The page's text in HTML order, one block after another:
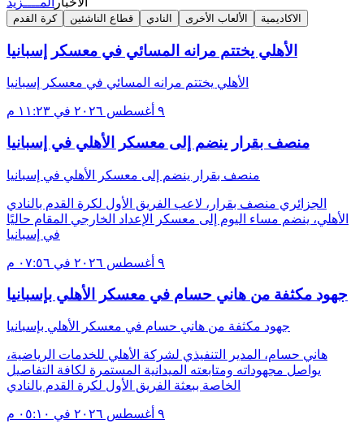
كرة القدم قطاع الناشئين النادي الألعاب الأخرى الاكاديمية
الأهلي يختتم مرانه المسائي في معسكر إسبانيا
الأهلي يختتم مرانه المسائي في معسكر إسبانيا
٩ أغسطس ٢٠٢٦ في ١١:٢٣ م
منصف بقرار ينضم إلى معسكر الأهلي في إسبانيا
منصف بقرار ينضم إلى معسكر الأهلي في إسبانيا
الجزائري منصف بقرار، لاعب الفريق الأول لكرة القدم بالنادي
الأهلي، ينضم مساء اليوم إلى معسكر الإعداد الخارجي المقام حاليًا
في إسبانيا
٩ أغسطس ٢٠٢٦ في ٠٧:٥٦ م
جهود مكثفة من هاني حسام في معسكر الأهلي بإسبانيا
جهود مكثفة من هاني حسام في معسكر الأهلي بإسبانيا
هاني حسام، المدير التنفيذي لشركة الأهلي للخدمات الرياضية،
يواصل مجهوداته ومتابعته الميدانية المستمرة لكافة التفاصيل
الخاصة ببعثة الفريق الأول لكرة القدم بالنادي
٩ أغسطس ٢٠٢٦ في ٠٥:١٠ م